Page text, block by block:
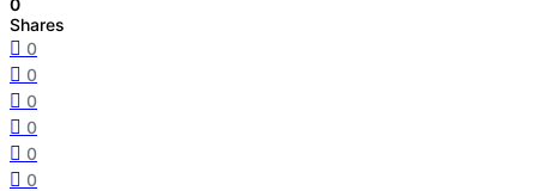
0
Shares
0
0
0
0
0
0